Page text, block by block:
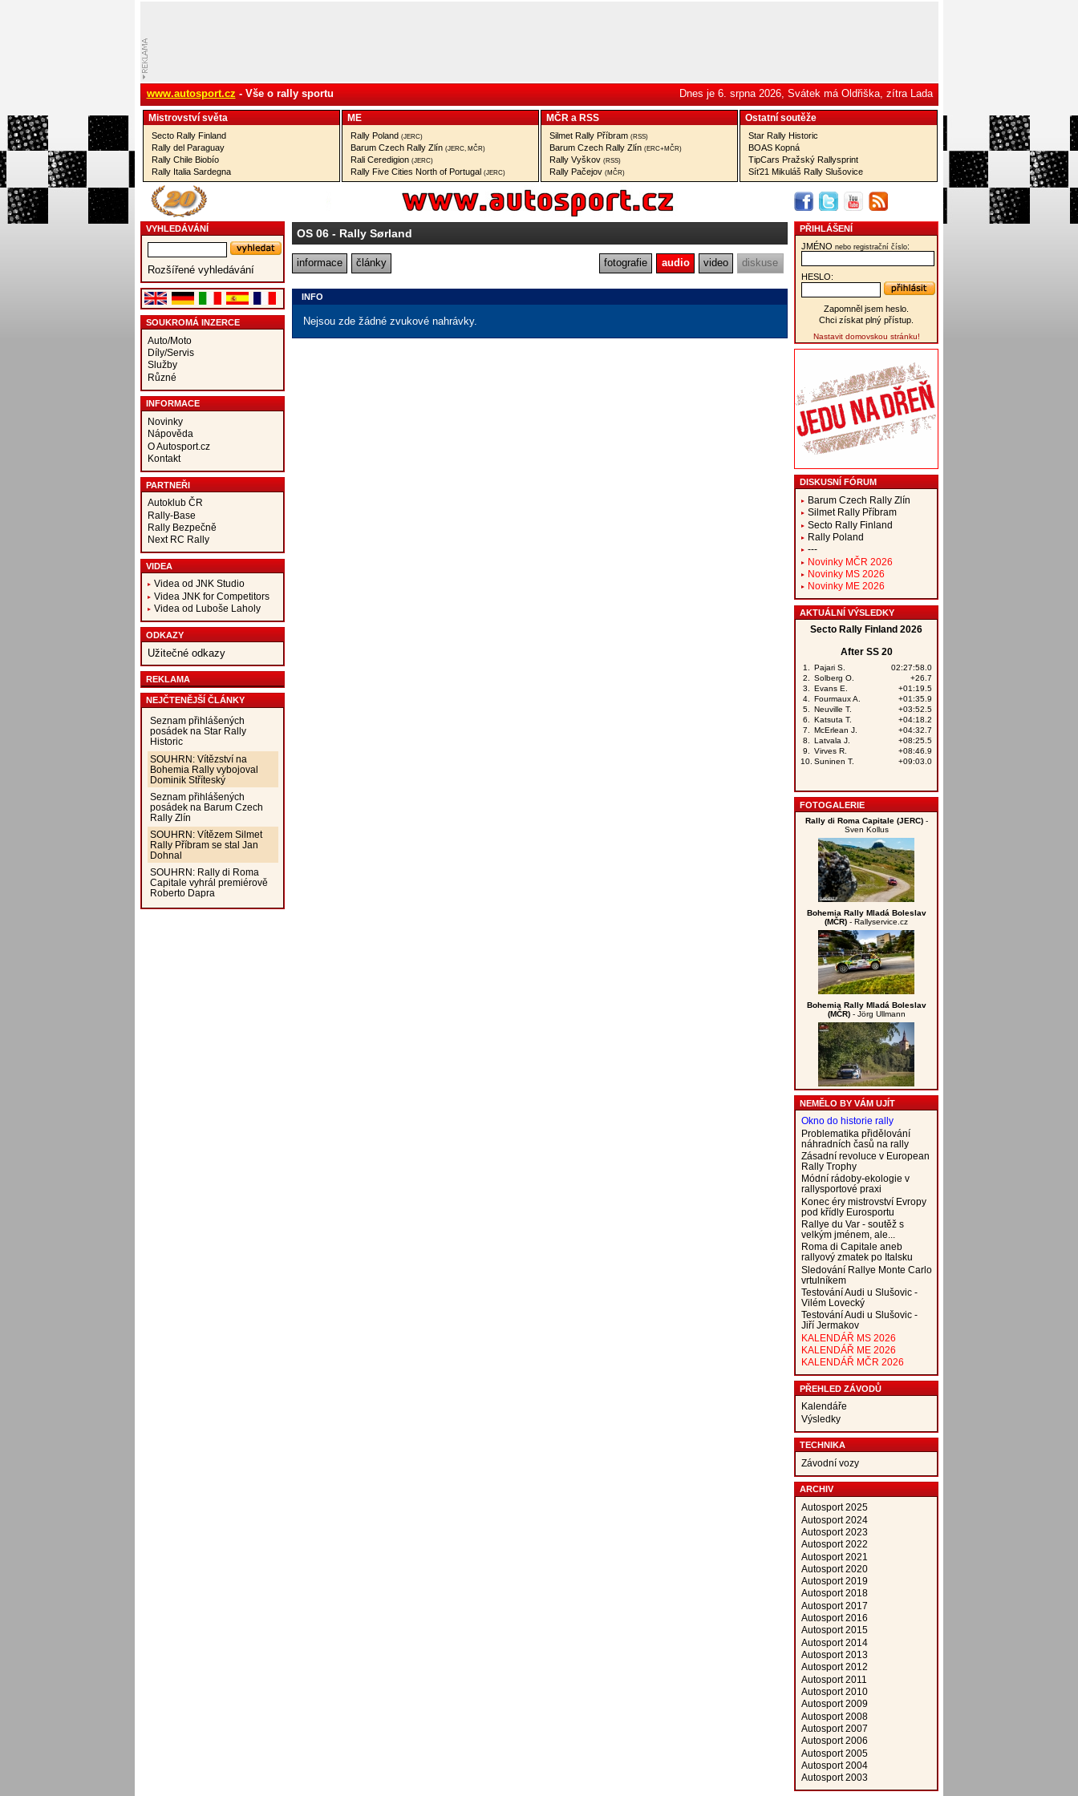
www.autosport.cz - Vše o rally sportu Dnes je 6. srpna 2026, Svátek má Oldřiška, zítra Lada
Mistrovství­ světa
Secto Rally Finland
Rally del Paraguay
Rally Chile Biobío
Rally Italia Sardegna
ME
Rally Poland (JERC)
Barum Czech Rally Zlín (JERC, MČR)
Rali Ceredigion (JERC)
Rally Five Cities North of Portugal (JERC)
MČR a RSS
Silmet Rally Příbram (RSS)
Barum Czech Rally Zlín (ERC+MČR)
Rally Vyškov (RSS)
Rally Pačejov (MČR)
Ostatní­ soutěže
Star Rally Historic
BOAS Kopná
TipCars Pražský Rallysprint
Síť21 Mikuláš Rally Slušovice
VYHLEDÁVÁNÍ
Rozšířené vyhledávání
SOUKROMÁ INZERCE
Auto/Moto
Díly/Servis
Služby
Různé
INFORMACE
Novinky
Nápověda
O Autosport.cz
Kontakt
PARTNEŘI
Autoklub ČR
Rally-Base
Rally Bezpečně
Next RC Rally
VIDEA
Videa od JNK Studio
Videa JNK for Competitors
Videa od Luboše Laholy
ODKAZY
Užitečné odkazy
REKLAMA
NEJČTENĚJŠÍ ČLÁNKY
Seznam přihlášených
posádek na Star Rally
Historic
SOUHRN: Vítězství na
Bohemia Rally vybojoval
Dominik Stříteský
Seznam přihlášených
posádek na Barum Czech
Rally Zlín
SOUHRN: Vítězem Silmet
Rally Příbram se stal Jan
Dohnal
SOUHRN: Rally di Roma
Capitale vyhrál premiérově
Roberto Dapra
OS 06- Rally Sørland
informace články fotografie audio video diskuse
INFO
Nejsou zde žádné zvukové nahrávky.
PŘIHLÁŠENÍ
JMÉNO nebo registrační číslo:
HESLO:
Zapomněl jsem heslo.
Chci získat plný přístup.
Nastavit domovskou stránku!
DISKUSNÍ FÓRUM
Barum Czech Rally Zlín
Silmet Rally Příbram
Secto Rally Finland
Rally Poland
---
Novinky MČR 2026
Novinky MS 2026
Novinky ME 2026
AKTUÁLNÍ VÝSLEDKY
FOTOGALERIE
Rally di Roma Capitale (JERC)-
Sven Kollus
Bohemia Rally Mladá Boleslav
(MČR) - Rallyservice.cz
Bohemia Rally Mladá Boleslav
(MČR)- Jörg Ullmann
NEMĚLO BY VÁM UJÍT
Okno do historie rally
Problematika přidělování
náhradních časů na rally
Zásadní revoluce v European
Rally Trophy
Módní rádoby-ekologie v
rallysportové praxi
Konec éry mistrovství Evropy
pod křídly Eurosportu
Rallye du Var - soutěž s
velkým jménem, ale...
Roma di Capitale aneb
rallyový zmatek po Italsku
Sledování Rallye Monte Carlo
vrtulníkem
Testování Audi u Slušovic -
Vilém Lovecký
Testování Audi u Slušovic -
Jiří Jermakov
KALENDÁŘ MS 2026
KALENDÁŘ ME 2026
KALENDÁŘ MČR 2026
PŘEHLED ZÁVODŮ
Kalendáře
Výsledky
TECHNIKA
Závodní vozy
ARCHIV
Autosport 2025
Autosport 2024
Autosport 2023
Autosport 2022
Autosport 2021
Autosport 2020
Autosport 2019
Autosport 2018
Autosport 2017
Autosport 2016
Autosport 2015
Autosport 2014
Autosport 2013
Autosport 2012
Autosport 2011
Autosport 2010
Autosport 2009
Autosport 2008
Autosport 2007
Autosport 2006
Autosport 2005
Autosport 2004
Autosport 2003